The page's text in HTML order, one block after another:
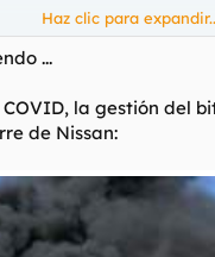
a los burros de
se les multa. ¿Como les
sexual vale, pero
no que me quiere decir.
Así pedía la número dos de Colau el
Sanz, teniente de alcalde
exigía "no reactivar"
Haz clic para
...
la gestión del
de Nissan: